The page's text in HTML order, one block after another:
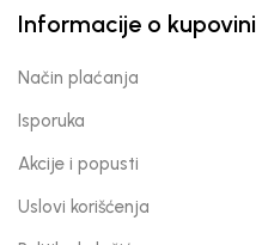
Informacije o kupovini
Način plaćanja
Isporuka
Akcije i popusti
Uslovi korišćenja